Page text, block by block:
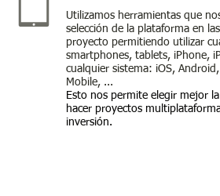
Utilizamos herramientas que
selección de la plataforma en
proyecto permitiendo utilizar
smartphones, tablets, iPhone,
cualquier sistema: iOS,
Mobile, ...​
Esto nos permite elegir mejor
hacer proyectos
inversión.